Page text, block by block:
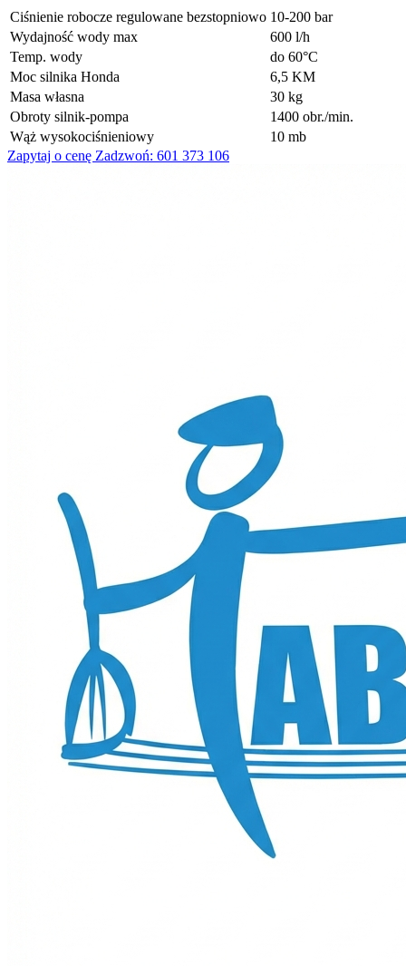
Ciśnienie robocze regulowane bezstopniowo 10-200 bar
Wydajność wody max
600 l/h
Temp. wody
do 60°C
Moc silnika Honda
6,5 KM
Masa własna
30 kg
Obroty silnik-pompa
1400 obr./min.
Wąż wysokociśnieniowy
10 mb
Zapytaj o cenę Zadzwoń: 601 373 106